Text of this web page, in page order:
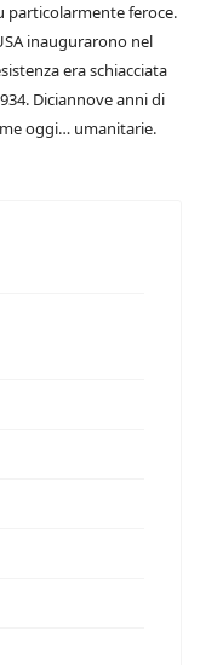
particolarmente feroce.
inaugurarono nel
era schiacciata
Diciannove anni di
oggi… umanitarie.